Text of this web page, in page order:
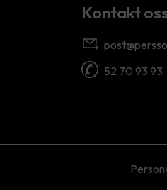
Kontakt
52 70 93 93